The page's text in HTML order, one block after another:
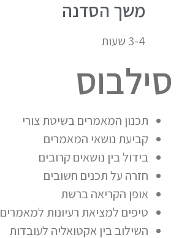
משך הסדנה
3-4 שעות
סילבוס
תכנון המאמרים בשיטת צורי
קביעת נושאי המאמרים
בידול בין נושאים קרובים
חזרה על תכנים חשובים
אופן הקריאה ברשת
טיפים למציאת רעיונות למאמרים
השילוב בין אקטואליה לעובדות